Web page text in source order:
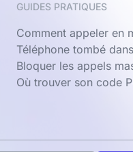
GUIDES PRATIQUES
Comment appeler en
Téléphone tombé
Bloquer les appels
Où trouver son code